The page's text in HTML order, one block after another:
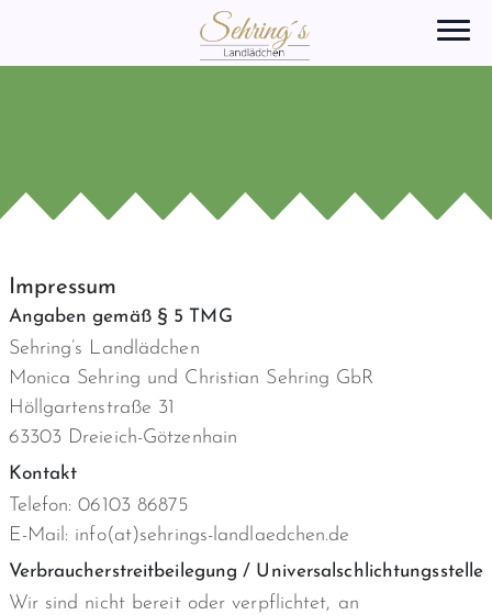
Impressum
Angaben gemäß § 5 TMG
Sehring’s Landlädchen
Monica Sehring und Christian Sehring GbR
Höllgartenstraße 31
63303 Dreieich-Götzenhain
Kontakt
Telefon: 06103 86875
E-Mail: info(at)sehrings-landlaedchen.de
Verbraucherstreitbeilegung / Universalschlichtungsstelle
Wir sind nicht bereit oder verpflichtet, an